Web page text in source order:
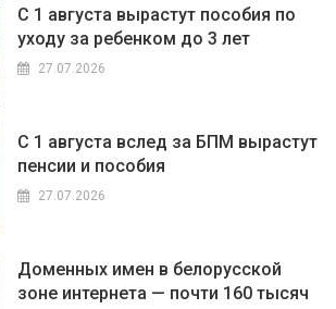
С 1 августа вырастут пособия по
уходу за ребенком до 3 лет
27.07.2026
С 1 августа вслед за БПМ вырастут
пенсии и пособия
27.07.2026
Доменных имен в белорусской
зоне интернета — почти 160 тысяч